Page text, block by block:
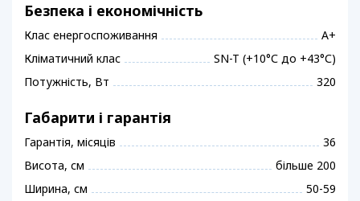
Безпека і економічність
Клас енергоспоживання
A+
Кліматичний клас
SN-T (+10°С до +43°С)
Потужність, Вт
320
Габарити і гарантія
Гарантія, місяців
36
Висота, см
більше 200
Ширина, см
50-59